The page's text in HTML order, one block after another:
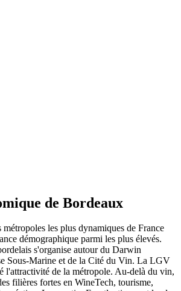
de Bordeaux
les plus dynamiques de France
démographique parmi les plus élevés.
s'organise autour du Darwin
Sous-Marine et de la Cité du Vin. La LGV
l'attractivité de la métropole. Au-delà du vin,
filières fortes en WineTech, tourisme,